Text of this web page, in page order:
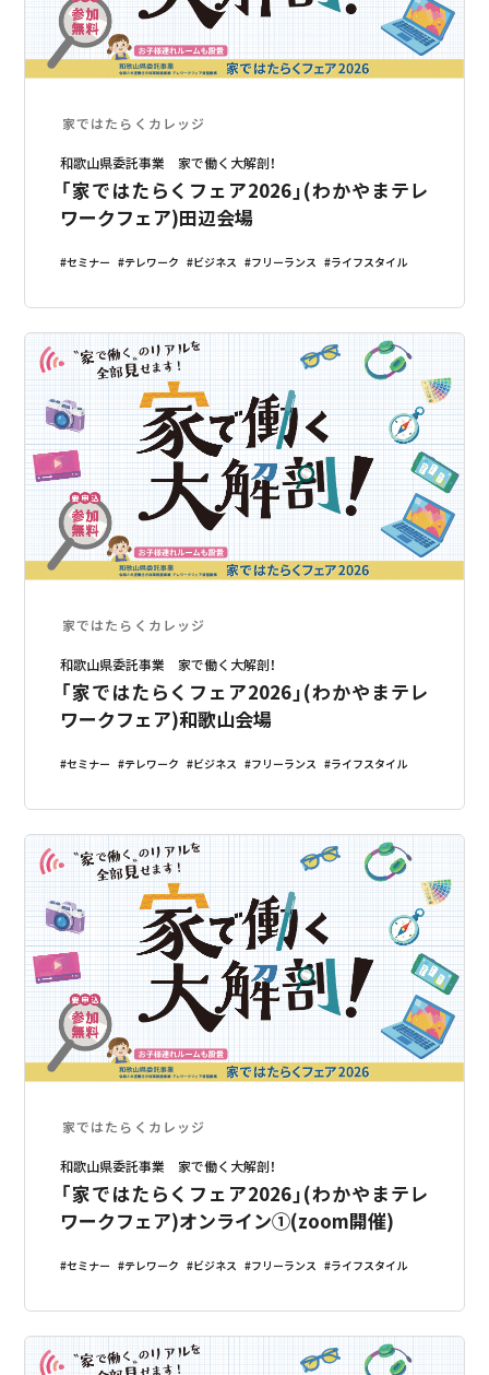
家ではたらくカレッジ
和歌山県委託事業 家で働く大解剖！
「家ではたらくフェア2026」(わかやまテレ
ワークフェア)田辺会場
セミナー テレワーク ビジネス フリーランス ライフスタイル
家ではたらくカレッジ
和歌山県委託事業 家で働く大解剖！
「家ではたらくフェア2026」(わかやまテレ
ワークフェア)和歌山会場
セミナー テレワーク ビジネス フリーランス ライフスタイル
家ではたらくカレッジ
和歌山県委託事業 家で働く大解剖！
「家ではたらくフェア2026」(わかやまテレ
ワークフェア)オンライン①(zoom開催)
セミナー テレワーク ビジネス フリーランス ライフスタイル